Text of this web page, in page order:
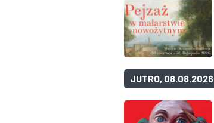
JUTRO, 08.08.2026